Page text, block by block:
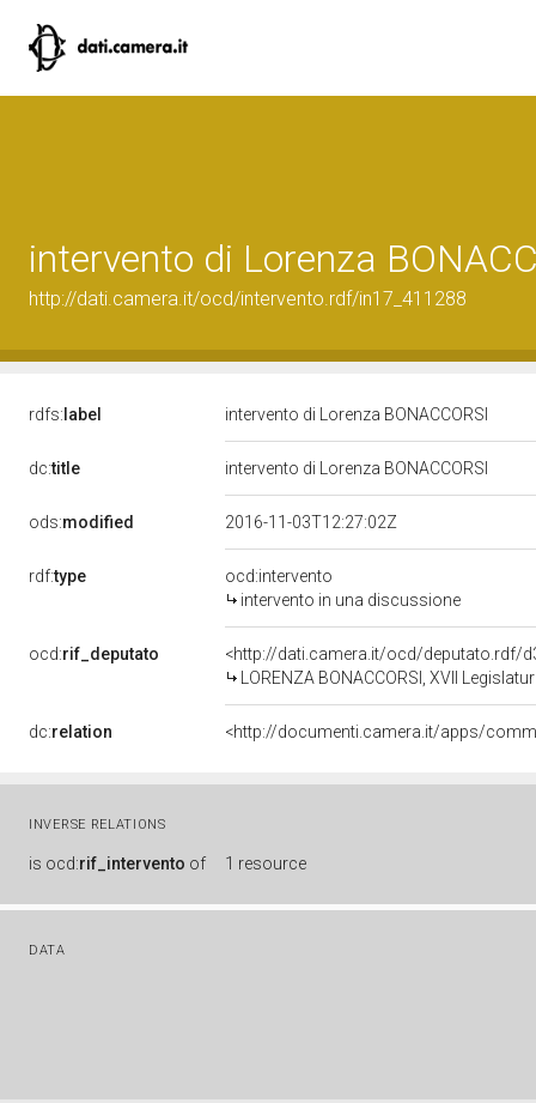
intervento di Lorenza
http://dati.camera.it/ocd/intervento.rdf/in17_411288
rdfs: label intervento di Lorenza BONACCORSI
dc:title intervento di Lorenza BONACCORSI
ods:modified 2016-11-03T12:27:02Z
rdf:type
ocd:intervento
intervento in una discussione
ocd:rif_deputato
<http://dati.camera.it/ocd/deputato.rdf/
LORENZA BONACCORSI, XVII
dc:relation
INVERSE RELATIONS
is ocd:rif_intervento of 1 resource
DATA